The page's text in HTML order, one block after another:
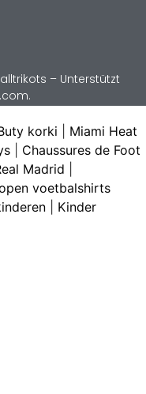
– Unterstützt
korki
Miami Heat
Chaussures de Foot
Madrid
voetbalshirts
Kinder